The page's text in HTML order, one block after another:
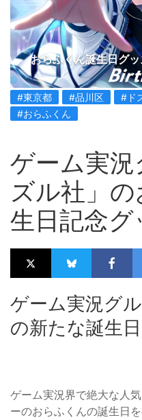
おらふくん誕生日グ
#東京都 #品川区 #ド
#おらふくん
ゲーム実況
ズル社」
生日記念グ
ゲーム実況グ
の新たな誕生
ゲーム実況界で絶大な人
ーのおらふくんの誕生日